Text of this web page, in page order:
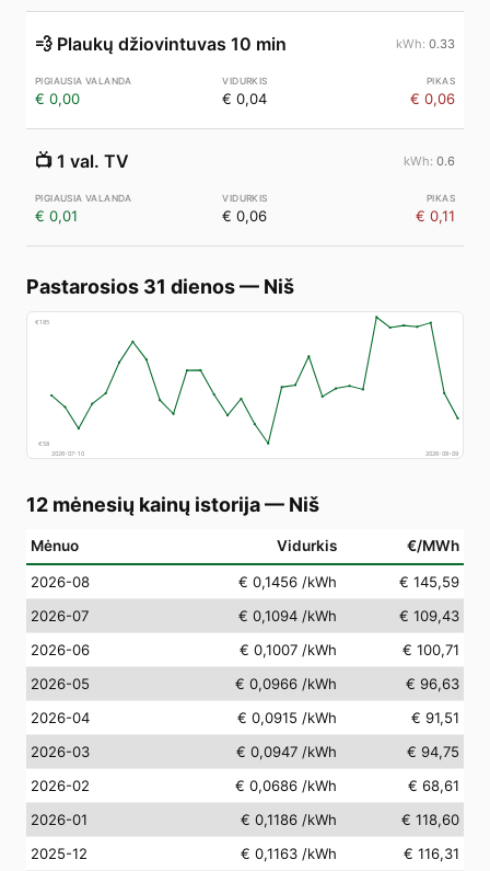
💨 Plaukų džiovintuvas 10 min 0.33
€ 0,00 € 0,04 € 0,06
📺 1 val. TV 0.6
€ 0,01 € 0,06 € 0,11
Pastarosios 31 dienos— Niš
€185
€58
2026-07-10
2026-08-09
12 mėnesių kainų istorija— Niš
Mėnuo Vidurkis €/MWh
2026-08 € 0,1456 /kWh
€ 145,59
2026-07
€ 0,1094 /kWh
€ 109,43
2026-06
€ 0,1007 /kWh
€ 100,71
2026-05
€ 0,0966 /kWh
€ 96,63
2026-04
€ 0,0915 /kWh
€ 91,51
2026-03
€ 0,0947 /kWh
€ 94,75
2026-02
€ 0,0686 /kWh
€ 68,61
2026-01
€ 0,1186 /kWh
€ 118,60
2025-12
€ 0,1163 /kWh
€ 116,31